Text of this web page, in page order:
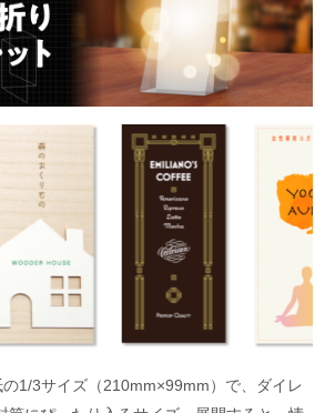
1/3サイズ（210mm×99mm）で、ダイレ